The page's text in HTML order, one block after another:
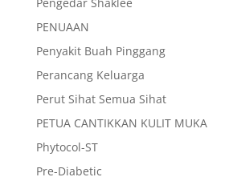
PENUAAN
Penyakit Buah Pinggang
Perancang Keluarga
Perut Sihat Semua Sihat
PETUA CANTIKKAN KULIT MUKA
Phytocol-ST
Pre-Diabetic